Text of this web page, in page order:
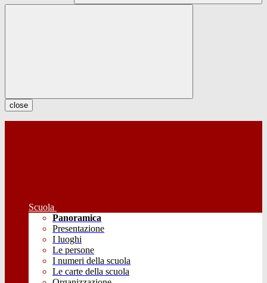
close
Scuola
Panoramica
Presentazione
I luoghi
Le persone
I numeri della scuola
Le carte della scuola